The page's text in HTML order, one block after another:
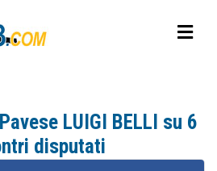
LUIGI BELLI su 6
disputati